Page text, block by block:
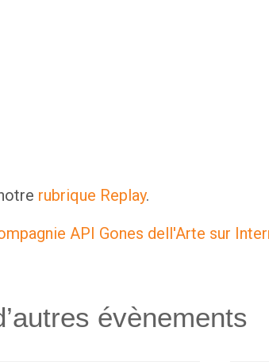
rubrique Replay.
API Gones dell'Arte sur
évènements